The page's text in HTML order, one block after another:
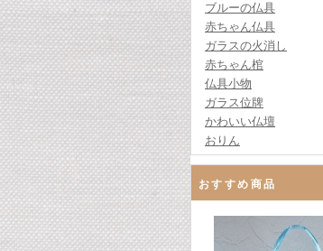
ブルーの仏具
赤ちゃん仏具
ガラスの火消し
赤ちゃん棺
仏具小物
ガラス位牌
かわいい仏壇
おりん
おすすめ商品